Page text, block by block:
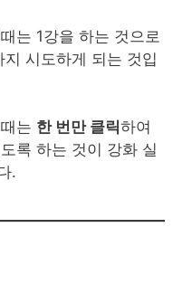
는 1강을 하는 것으로
시도하게 되는 것입
는 한 번만 클릭하여
록 하는 것이 강화 실
.